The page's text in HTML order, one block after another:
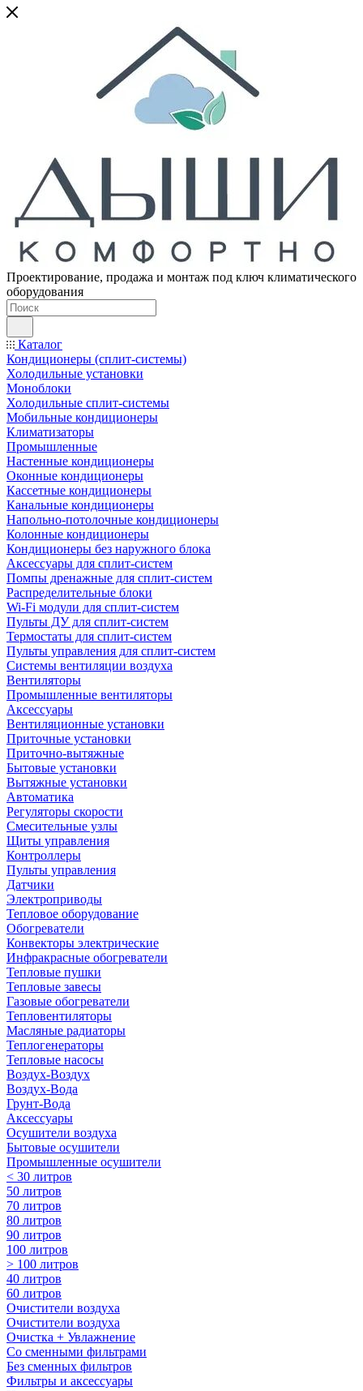
Проектирование, продажа и монтаж под ключ климатического
оборудования
Каталог
Кондиционеры (сплит-системы)
Холодильные установки
Моноблоки
Холодильные сплит-системы
Мобильные кондиционеры
Климатизаторы
Промышленные
Настенные кондиционеры
Оконные кондиционеры
Кассетные кондиционеры
Канальные кондиционеры
Напольно-потолочные кондиционеры
Колонные кондиционеры
Кондиционеры без наружного блока
Аксессуары для сплит-систем
Помпы дренажные для сплит-систем
Распределительные блоки
Wi-Fi модули для сплит-систем
Пульты ДУ для сплит-систем
Термостаты для сплит-систем
Пульты управления для сплит-систем
Системы вентиляции воздуха
Вентиляторы
Промышленные вентиляторы
Аксессуары
Вентиляционные установки
Приточные установки
Приточно-вытяжные
Бытовые установки
Вытяжные установки
Автоматика
Регуляторы скорости
Смесительные узлы
Щиты управления
Контроллеры
Пульты управления
Датчики
Электроприводы
Тепловое оборудование
Обогреватели
Конвекторы электрические
Инфракрасные обогреватели
Тепловые пушки
Тепловые завесы
Газовые обогреватели
Тепловентиляторы
Масляные радиаторы
Теплогенераторы
Тепловые насосы
Воздух-Воздух
Воздух-Вода
Грунт-Вода
Аксессуары
Осушители воздуха
Бытовые осушители
Промышленные осушители
< 30 литров
50 литров
70 литров
80 литров
90 литров
100 литров
> 100 литров
40 литров
60 литров
Очистители воздуха
Очистители воздуха
Очистка + Увлажнение
Cо сменными фильтрами
Без сменных фильтров
Фильтры и аксессуары